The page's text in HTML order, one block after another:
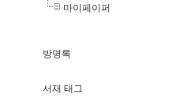
마이페이퍼
방명록
서재 태그